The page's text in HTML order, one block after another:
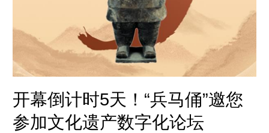
开幕倒计时5天！“兵马俑”邀您
参加文化遗产数字化论坛